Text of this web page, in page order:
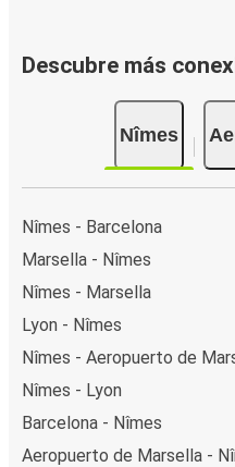
Descubre más
Nîmes
Nîmes - Barcelona
Marsella - Nîmes
Nîmes - Marsella
Lyon - Nîmes
Nîmes - Aeropuerto de
Nîmes - Lyon
Barcelona - Nîmes
Aeropuerto de Marsella -